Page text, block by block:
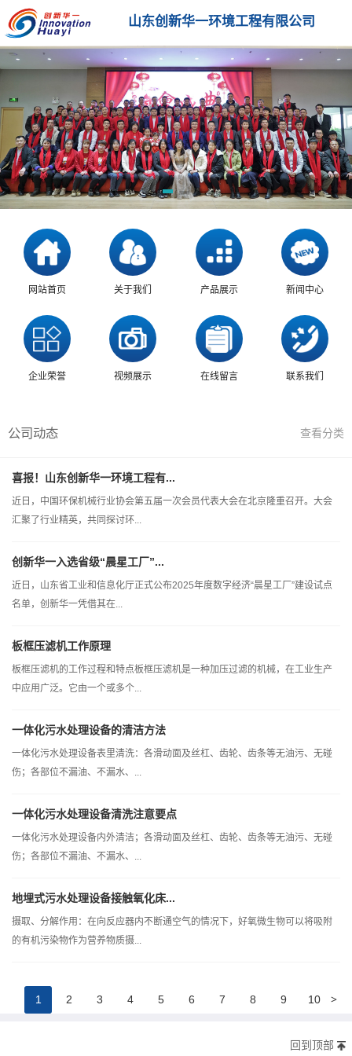
山东创新华一环境工程有限公司
网站首页 关于我们 产品展示 新闻中心
企业荣誉 视频展示 在线留言 联系我们
公司动态 查看分类
喜报！山东创新华一环境工程有...
近日，中国环保机械行业协会第五届一次会员代表大会在北京隆重召开。大会
汇聚了行业精英，共同探讨环...
创新华一入选省级“晨星工厂”...
近日，山东省工业和信息化厅正式公布2025年度数字经济“晨星工厂”建设试点
名单，创新华一凭借其在...
板框压滤机工作原理
板框压滤机的工作过程和特点板框压滤机是一种加压过滤的机械，在工业生产
中应用广泛。它由一个或多个...
一体化污水处理设备的清洁方法
一体化污水处理设备表里清洗：各滑动面及丝杠、齿轮、齿条等无油污、无碰
伤；各部位不漏油、不漏水、...
一体化污水处理设备清洗注意要点
一体化污水处理设备内外清洁；各滑动面及丝杠、齿轮、齿条等无油污、无碰
伤；各部位不漏油、不漏水、...
地埋式污水处理设备接触氧化床...
摄取、分解作用：在向反应器内不断通空气的情况下，好氧微生物可以将吸附
的有机污染物作为营养物质摄...
1 2 3 4 5 6 7 8 9 10 >
回到顶部